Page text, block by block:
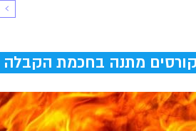
קורסים מתנה בחכמת הקבלה